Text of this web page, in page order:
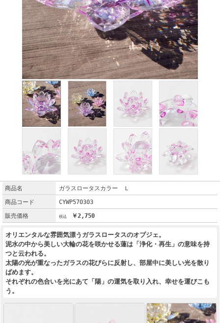
商品名
ガラスロータスカラー Ｌ
商品コード
CYWP570303
販売価格
￥2,750
オリエンタルな雰囲気漂うガラスロータスのオブジェ。
泥水の中から美しい大輪の花を咲かせる蓮は「浄化・再生」の意味を持
つと云われる。
太陽の光が重なったガラスの花びらに反射し、部屋中に美しい光を散り
ばめます。
それぞれの色合いを光にあて「陽」の運気を取り入れ、幸せを運びこも
う。